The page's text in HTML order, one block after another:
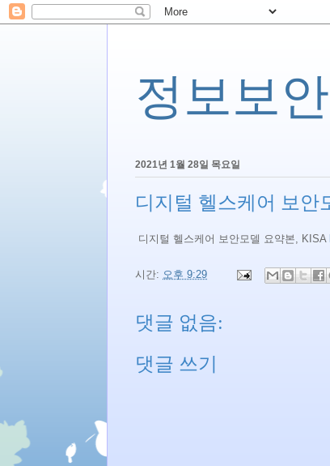
정보보
2021년 1월 28일 목요일
디지털 헬스케어 보안
디지털 헬스케어 보안모델 요약본, KISA
시간: 오후 9:29
댓글 없음:
댓글 쓰기